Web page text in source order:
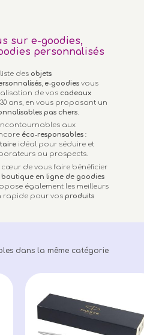
sur e-goodies,
personnalisés
des objets
, e-goodies vous
de vos cadeaux
ans, en vous proposant un
pas chers.
aux
éco-responsables :
idéal pour séduire et
ou prospects.
de vous faire bénéficier
boutique en ligne de goodies
également les meilleurs
rapide pour vos produits
dans la même catégorie